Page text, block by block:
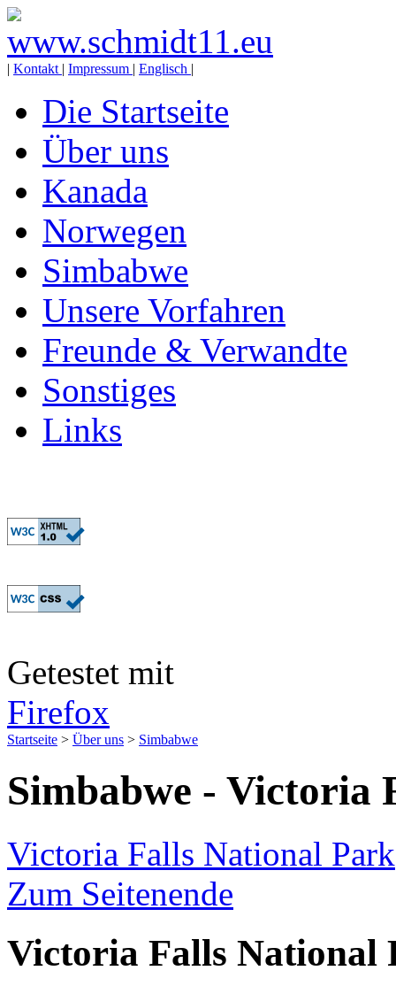
| Kontakt | Impressum | Englisch |
Die Startseite
Über uns
Kanada
Norwegen
Simbabwe
Unsere Vorfahren
Freunde & Verwandte
Sonstiges
Links
Getestet mit
Firefox
Startseite > Über uns > Simbabwe
Simbabwe - Victoria
Victoria Falls National Park
Zum Seitenende
Victoria Falls National